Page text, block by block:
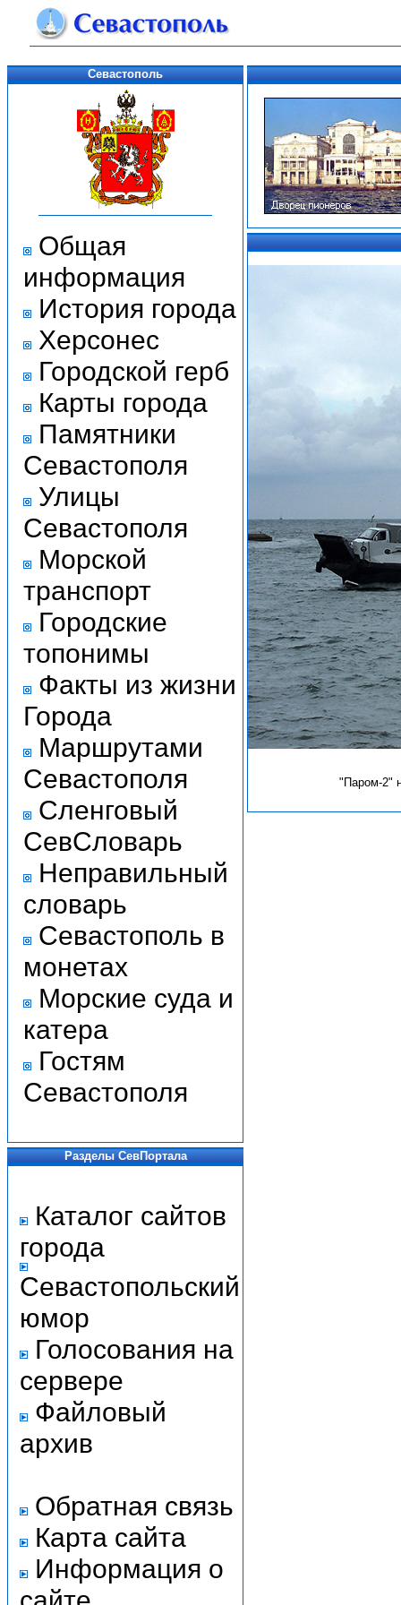
Севастополь
Общая
информация
История города
Херсонес
Городской герб
Карты города
Памятники
Севастополя
Улицы
Севастополя
Морской
транспорт
Городские
топонимы
Факты из жизни
Города
Маршрутами
Севастополя
Сленговый
СевСловарь
Неправильный
словарь
Севастополь в
монетах
Морские суда и
катера
Гостям
Севастополя
Разделы СевПортала
Каталог сайтов
города
Севастопольский
юмор
Голосования на
сервере
Файловый
архив
Обратная связь
Карта сайта
Информация о
"Паром-2"